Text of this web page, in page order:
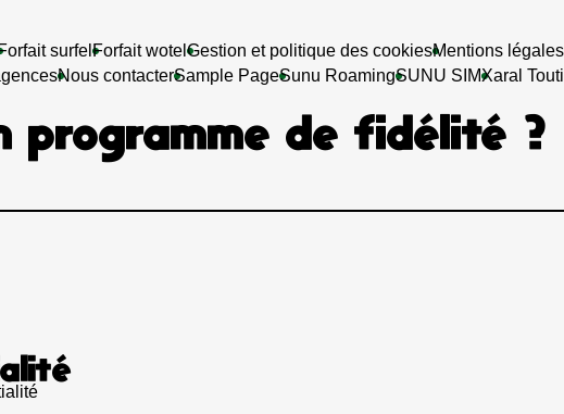
surfel Forfait wotel Gestion et politique des cookiesMentions légales
Nous contacterSample PageSunu RoamingSUNU SIMXaral Touti
programme de fidélité ?